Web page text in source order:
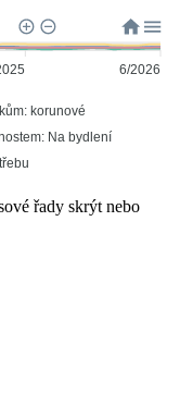
6/2026
korunové
Na bydlení
řady skrýt nebo